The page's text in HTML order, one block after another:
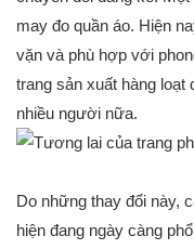
may đo quần áo. Hiện
vặn và phù hợp với
trang sản xuất hàng
nhiều người nữa.
Do những thay đổi này,
hiện đang ngày càng